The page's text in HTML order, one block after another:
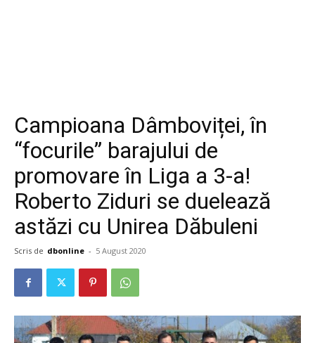
Campioana Dâmboviței, în
“focurile” barajului de
promovare în Liga a 3-a!
Roberto Ziduri se duelează
astăzi cu Unirea Dăbuleni
Scris de dbonline - 5 August 2020